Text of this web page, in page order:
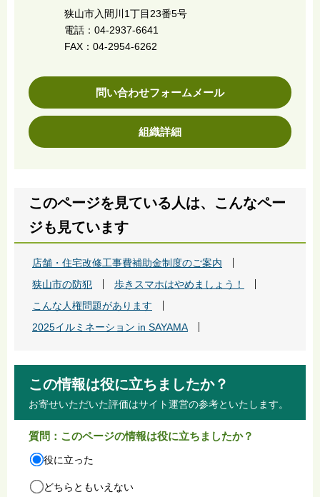
狭山市入間川1丁目23番5号
電話：04-2937-6641
FAX：04-2954-6262
問い合わせフォームメール
組織詳細
このページを見ている人は、こんなペー
ジも見ています
店舗・住宅改修工事費補助金制度のご案内
狭山市の防犯
歩きスマホはやめましょう！
こんな人権問題があります
2025イルミネーション in SAYAMA
この情報は役に立ちましたか？
お寄せいただいた評価はサイト運営の参考といたします。
質問：このページの情報は役に立ちましたか？
役に立った
どちらともいえない